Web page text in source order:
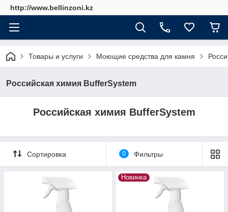
http://www.bellinzoni.kz
Товары и услуги Моющие средства для камня
Российская химия BufferSystem
Российская химия BufferSystem
Сортировка 0 Фильтры
Новинка